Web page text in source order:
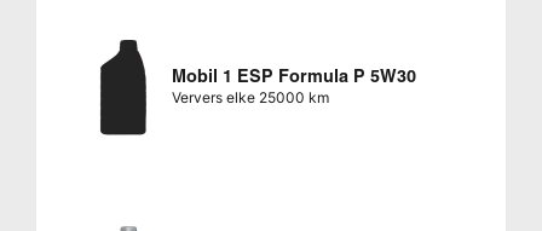
Mobil 1 ESP Formula P 5W30
Ververs elke 25000 km